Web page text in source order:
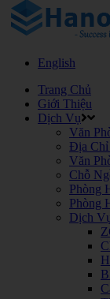
English
Trang Chủ
Giới Thiệu
Dịch Vụ
Văn
Địa
Văn
Chỗ
Phòng
Phòng
Dịch